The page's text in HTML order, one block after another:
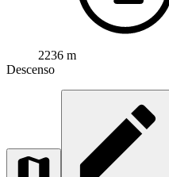
2236 m
Descenso